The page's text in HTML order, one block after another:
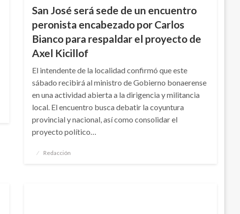
San José será sede de un encuentro
peronista encabezado por Carlos
Bianco para respaldar el proyecto de
Axel Kicillof
El intendente de la localidad confirmó que este
sábado recibirá al ministro de Gobierno bonaerense
en una actividad abierta a la dirigencia y militancia
local. El encuentro busca debatir la coyuntura
provincial y nacional, así como consolidar el
proyecto político…
Publicado
Redacción